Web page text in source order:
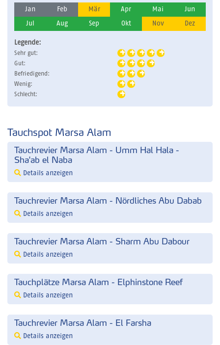
Jan Feb Mär Apr Mai Jun
Jul Aug Sep Okt Nov Dez
Legende:
Sehr gut:
Gut:
Befriedigend:
Wenig:
Schlecht:
Tauchspot Marsa Alam
Tauchrevier Marsa Alam - Umm Hal Hala -
Sha'ab el Naba
Details anzeigen
Tauchrevier Marsa Alam - Nördliches Abu Dabab
Details anzeigen
Tauchrevier Marsa Alam - Sharm Abu Dabour
Details anzeigen
Tauchplätze Marsa Alam - Elphinstone Reef
Details anzeigen
Tauchrevier Marsa Alam - El Farsha
Details anzeigen